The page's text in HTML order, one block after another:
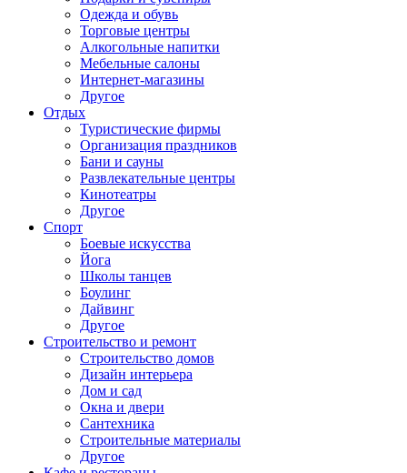
Одежда и обувь
Торговые центры
Алкогольные напитки
Мебельные салоны
Интернет-магазины
Другое
Отдых
Туристические фирмы
Организация праздников
Бани и сауны
Развлекательные центры
Кинотеатры
Другое
Спорт
Боевые искусства
Йога
Школы танцев
Боулинг
Дайвинг
Другое
Строительство и ремонт
Строительство домов
Дизайн интерьера
Дом и сад
Окна и двери
Сантехника
Строительные материалы
Другое